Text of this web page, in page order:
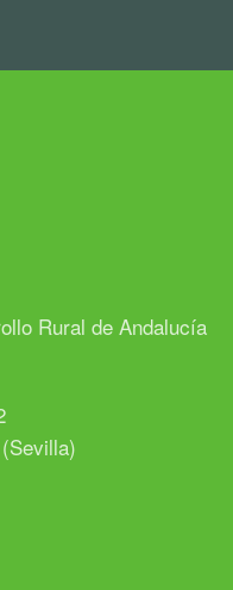
Rural de Andalucía